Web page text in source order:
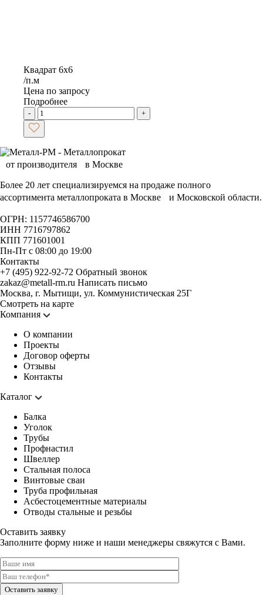
Квадрат 6х6
/п.м
Цена по запросу
Подробнее
- +
Более 20 лет специализируемся на продаже полного
ассортимента металлопроката в Москве и Московской области.
ОГРН: 1157746586700
ИНН 7716797862
КПП 771601001
Пн-Пт с 08:00 до 19:00
Контакты
+7 (495) 922-92-72 Обратный звонок
zakaz@metall-rm.ru Написать письмо
Москва, г. Мытищи, ул. Коммунистическая 25Г
Смотреть на карте
Компания
О компании
Проекты
Договор оферты
Отзывы
Контакты
Каталог
Балка
Уголок
Трубы
Профнастил
Швеллер
Стальная полоса
Винтовые сваи
Труба профильная
Асбестоцементные материалы
Отводы стальные и резьбы
Оставить заявку
Заполните форму ниже и наши менеджеры свяжутся с Вами.
Оставить заявку